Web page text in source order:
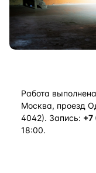
Работа
Москва, проезд
4042). Запись: +7
18:00.